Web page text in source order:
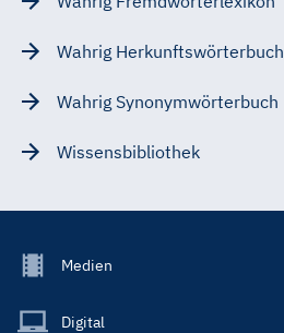
Wahrig Herkunftswörterbuch
Wahrig Synonymwörterbuch
Wissensbibliothek
Footer
Main
Medien
Digital